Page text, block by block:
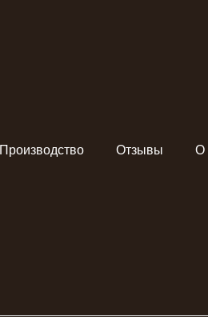
Производство Отзывы
О
9,83 кв.м.